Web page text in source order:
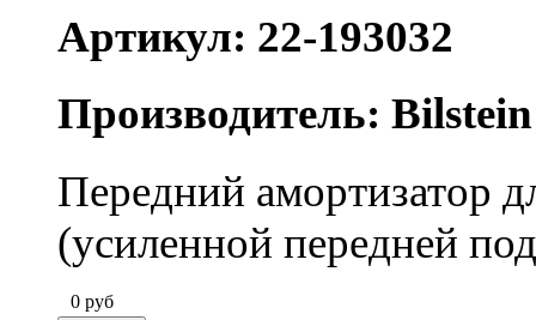
Артикул: 22-193032
Производитель: Bilstein
Передний амортизатор
(усиленной передней
0 руб